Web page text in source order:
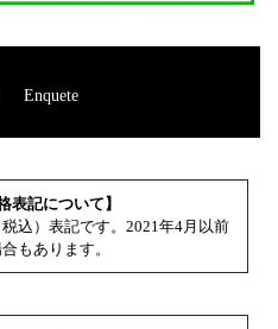
Enquete
表記について】
込）表記です。2021年4月以前
もあります。